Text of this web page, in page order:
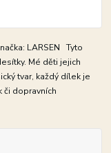
LARSEN Tyto
Mé děti jejich
tvar, každý dílek je
či dopravních